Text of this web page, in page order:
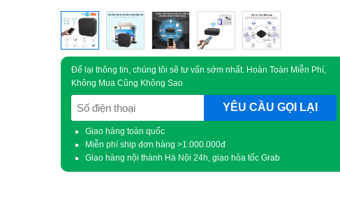
Để lại thông tin, chúng tôi sẽ tư vấn sớm nhất. Hoàn Toàn Miễn Phí,
Không Mua Cũng Không Sao
SĐT
(Required)
Giao hàng toàn quốc
Miễn phí ship đơn hàng >1.000.000đ
Giao hàng nội thành Hà Nội 24h, giao hỏa tốc Grab